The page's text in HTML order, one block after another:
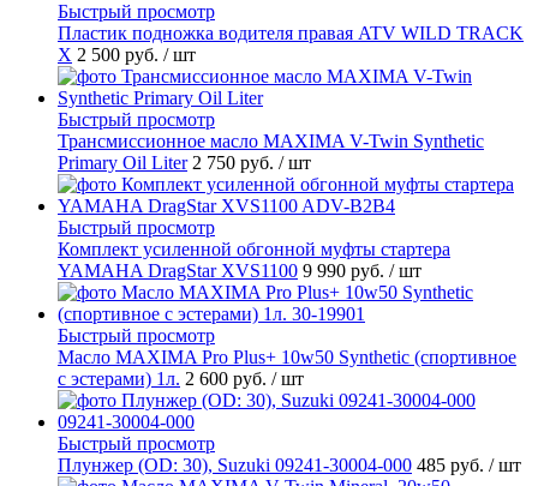
Быстрый просмотр
Пластик подножка водителя правая ATV WILD TRACK
X 2 500 руб. / шт
Быстрый просмотр
Трансмиссионное масло MAXIMA V-Twin Synthetic
Primary Oil Liter 2 750 руб. / шт
Быстрый просмотр
Комплект усиленной обгонной муфты стартера
YAMAHA DragStar XVS1100 9 990 руб. / шт
Быстрый просмотр
Масло MAXIMA Pro Plus+ 10w50 Synthetic (спортивное
с эстерами) 1л. 2 600 руб. / шт
Быстрый просмотр
Плунжер (OD: 30), Suzuki 09241-30004-000 485 руб. / шт